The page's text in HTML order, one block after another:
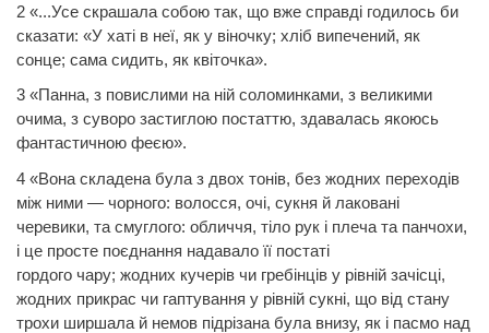
2 «...Усе скрашала собою так, що вже справді годилось би
сказати: «У хаті в неї, як у віночку; хліб випечений, як
сонце; сама сидить, як квіточка».
3 «Панна, з повислими на ній соломинками, з великими
очима, з суворо застиглою постаттю, здавалась якоюсь
фантастичною феєю».
4 «Вона складена була з двох тонів, без жодних переходів
між ними — чорного: волосся, очі, сукня й лаковані
черевики, та смуглого: обличчя, тіло рук і плеча та панчохи,
і це просте поєднання надавало її постаті
гордого чару; жодних кучерів чи гребінців у рівній зачісці,
жодних прикрас чи гаптування у рівній сукні, що від стану
трохи ширшала й немов підрізана була внизу, як і пасмо над